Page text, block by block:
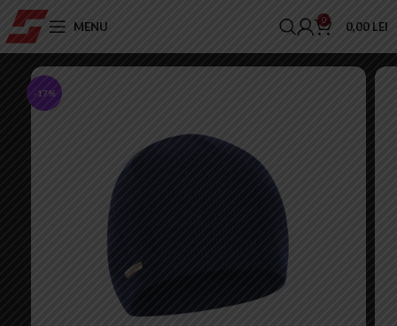
MENU 0 0,00 LEI
-17%